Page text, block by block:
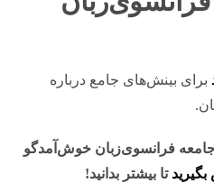
برای بینش‌های جامع درباره
جامعه فرانسوی‌زبان خوش‌آمدگو
بگیرید تا بیشتر بدانید!